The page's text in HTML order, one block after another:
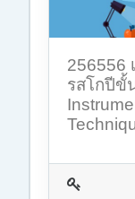
256556
รสโกปีขั้